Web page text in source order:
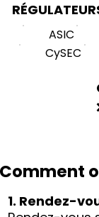
ASIC
CySEC
Comment
1. Rendez-